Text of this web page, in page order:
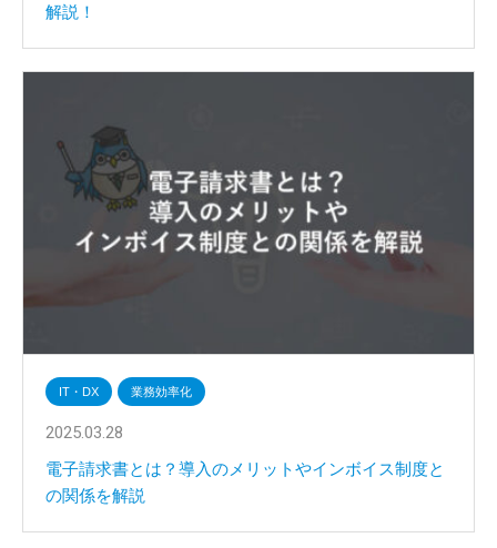
解説！
IT・DX 業務効率化
2025.03.28
電子請求書とは？導入のメリットやインボイス制度と
の関係を解説